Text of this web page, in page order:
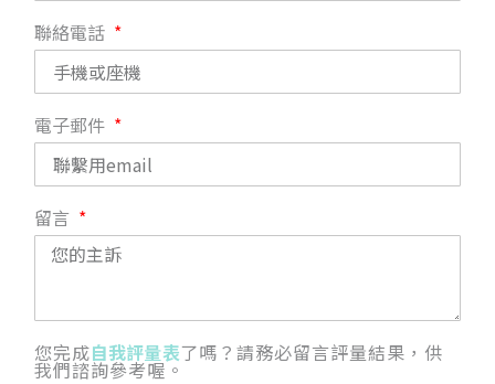
聯絡電話
電子郵件
留言
您完成自我評量表了嗎？請務必留言評量結果，供
我們諮詢參考喔。